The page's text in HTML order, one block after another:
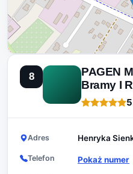
8
PAGEN
Bramy I
Adres Henryka
Telefon Pokaż numer